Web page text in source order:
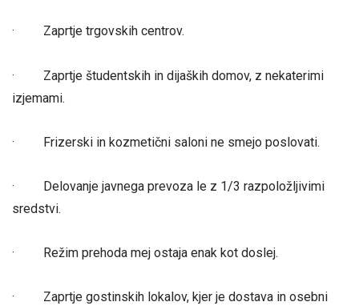
· Zaprtje trgovskih centrov.
· Zaprtje študentskih in dijaških domov, z nekaterimi
izjemami.
· Frizerski in kozmetični saloni ne smejo poslovati.
· Delovanje javnega prevoza le z 1/3 razpoložljivimi
sredstvi.
· Režim prehoda mej ostaja enak kot doslej.
· Zaprtje gostinskih lokalov, kjer je dostava in osebni